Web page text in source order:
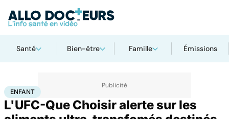
Santé Bien-être Famille Émissions
AccueilFamille
ENFANT
L'UFC-Que Choisir alerte sur les